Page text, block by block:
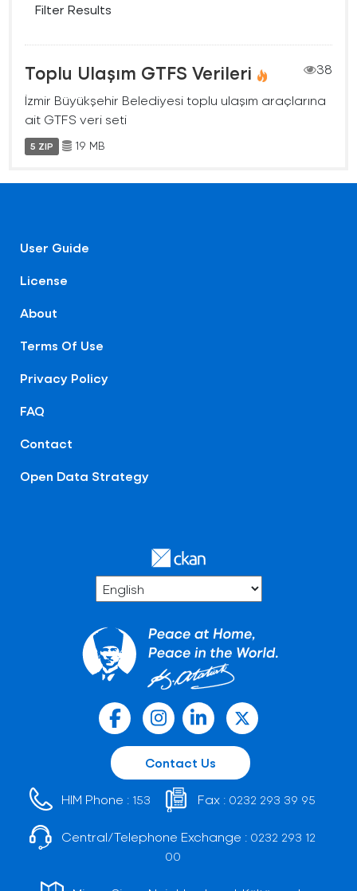
Filter Results
Toplu Ulaşım GTFS Verileri
38
İzmir Büyükşehir Belediyesi toplu ulaşım araçlarına
ait GTFS veri seti
5 ZIP 19 MB
User Guide
License
About
Terms Of Use
Privacy Policy
FAQ
Contact
Open Data Strategy
Contact Us
HIM Phone : 153 Fax : 0232 293 39 95
Central/Telephone Exchange : 0232 293 12
00